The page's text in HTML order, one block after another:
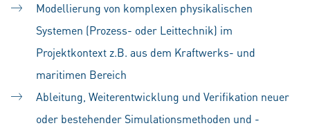
Modellierung von komplexen physikalischen
Systemen (Prozess- oder Leittechnik) im
Projektkontext z.B. aus dem Kraftwerks- und
maritimen Bereich
Ableitung, Weiterentwicklung und Verifikation neuer
oder bestehender Simulationsmethoden und -